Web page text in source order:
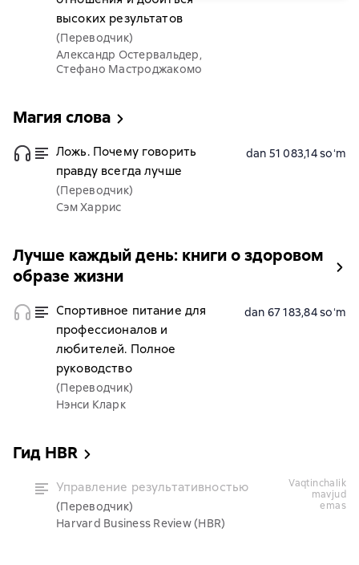
высоких результатов
(Переводчик)
Александр Остервальдер,
Стефано Мастроджакомо
Магия слова
Ложь. Почему говорить
правду всегда лучше
(Переводчик)
Сэм Харрис
dan 51 083,14 soʻm
Лучше каждый день: книги о здоровом
образе жизни
Спортивное питание для
профессионалов и
любителей. Полное
руководство
(Переводчик)
Нэнси Кларк
dan 67 183,84 soʻm
Гид HBR
Управление результативностью
(Переводчик)
Harvard Business Review (HBR)
vaqtinchalik
mavjud
emas